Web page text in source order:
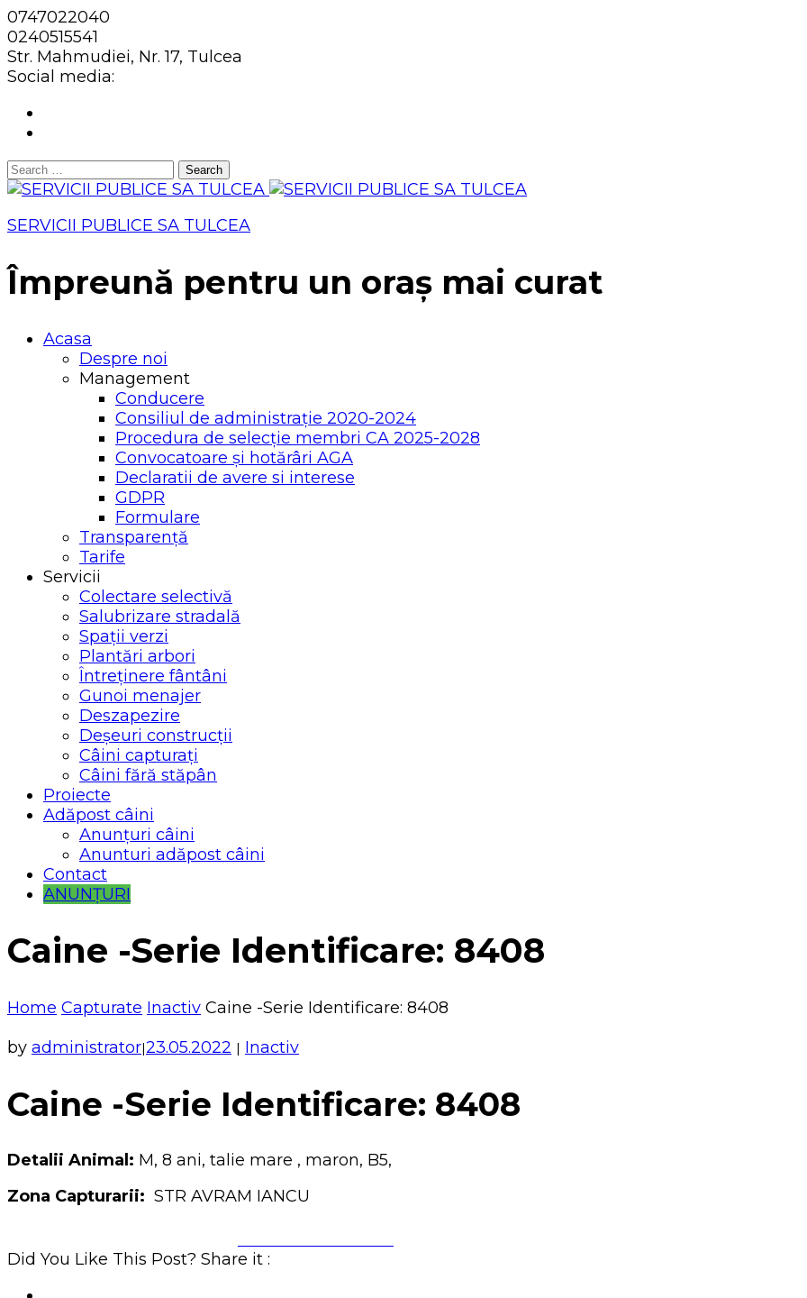
0747022040
0240515541
Str. Mahmudiei, Nr. 17, Tulcea
Social media:
Search
for:
SERVICII PUBLICE SA TULCEA
Împreună pentru un oraș mai curat
Acasa
Despre noi
Management
Conducere
Consiliul de administrație 2020-2024
Procedura de selecție membri CA 2025-2028
Convocatoare și hotărâri AGA
Declaratii de avere si interese
GDPR
Formulare
Transparență
Tarife
Servicii
Colectare selectivă
Salubrizare stradală
Spații verzi
Plantări arbori
Întreținere fântâni
Gunoi menajer
Deszapezire
Deșeuri construcții
Câini capturați
Câini fără stăpân
Proiecte
Adăpost câini
Anunțuri câini
Anunturi adăpost câini
Contact
ANUNȚURI
Caine -Serie Identificare: 8408
Home Capturate Inactiv Caine -Serie Identificare: 8408
by administrator|23.05.2022 | Inactiv
Caine -Serie Identificare: 8408
Detalii Animal: M, 8 ani, talie mare , maron, B5,
Zona Capturarii: STR AVRAM IANCU
Did You Like This Post? Share it :